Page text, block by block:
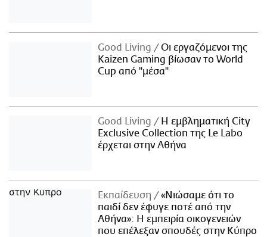
Good Living
Οι εργαζόμενοι της
Kaizen Gaming βίωσαν το World
Cup από "μέσα"
Good Living
Η εμβληματική City
Exclusive Collection της Le Labo
έρχεται στην Αθήνα
Εκπαίδευση
«Νιώσαμε ότι το
παιδί δεν έφυγε ποτέ από την
Αθήνα»: Η εμπειρία οικογενειών
που επέλεξαν σπουδές στην Κύπρο